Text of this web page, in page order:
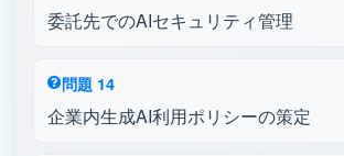
委託先でのAIセキュリティ管理
問題 14
企業内生成AI利用ポリシーの策定